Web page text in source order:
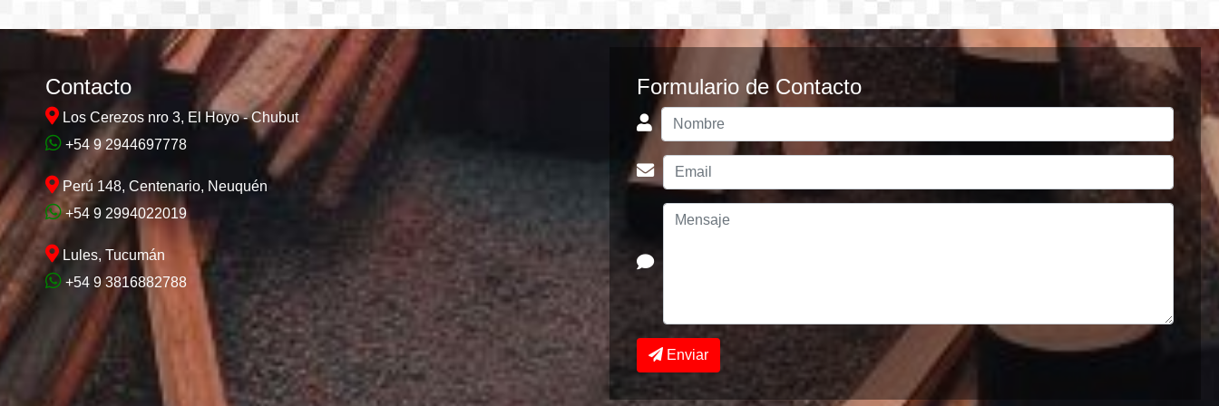
Contacto
Los Cerezos nro 3, El Hoyo - Chubut
+54 9 2944697778
Perú 148, Centenario, Neuquén
+54 9 2994022019
Lules, Tucumán
+54 9 3816882788
Formulario de Contacto
Enviar